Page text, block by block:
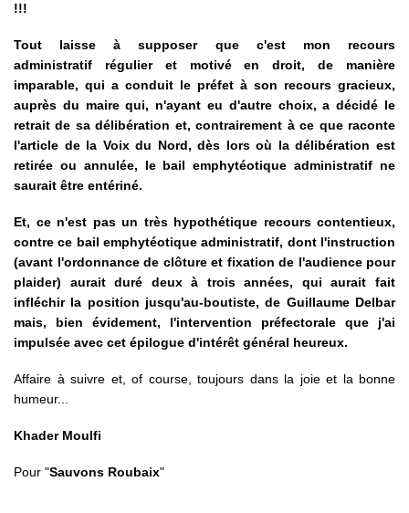
!!!
Tout laisse à supposer que c'est mon recours
administratif régulier et motivé en droit, de manière
imparable, qui a conduit le préfet à son recours gracieux,
auprès du maire qui, n'ayant eu d'autre choix, a décidé le
retrait de sa délibération et, contrairement à ce que raconte
l'article de la Voix du Nord, dès lors où la délibération est
retirée ou annulée, le bail emphytéotique administratif ne
saurait être entériné.
Et, ce n'est pas un très hypothétique recours contentieux,
contre ce bail emphytéotique administratif, dont l'instruction
(avant l'ordonnance de clôture et fixation de l'audience pour
plaider) aurait duré deux à trois années, qui aurait fait
infléchir la position jusqu'au-boutiste, de Guillaume Delbar
mais, bien évidement, l'intervention préfectorale que j'ai
impulsée avec cet épilogue d'intérêt général heureux.
Affaire à suivre et, of course, toujours dans la joie et la bonne
humeur...
Khader Moulfi
Pour "Sauvons Roubaix"